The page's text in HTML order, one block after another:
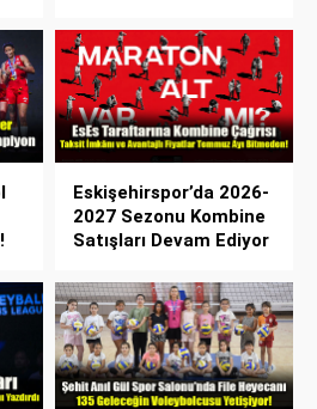
Eskişehirspor’da 2026-
2027 Sezonu Kombine
Satışları Devam Ediyor